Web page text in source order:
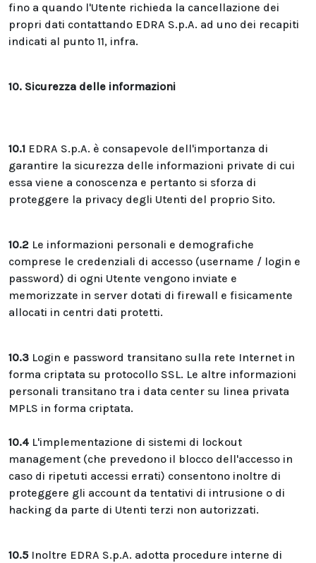
fino a quando l'Utente richieda la cancellazione dei
propri dati contattando EDRA S.p.A. ad uno dei recapiti
indicati al punto 11, infra.
10. Sicurezza delle informazioni
10.1 EDRA S.p.A. è consapevole dell'importanza di
garantire la sicurezza delle informazioni private di cui
essa viene a conoscenza e pertanto si sforza di
proteggere la privacy degli Utenti del proprio Sito.
10.2 Le informazioni personali e demografiche
comprese le credenziali di accesso (username / login e
password) di ogni Utente vengono inviate e
memorizzate in server dotati di firewall e fisicamente
allocati in centri dati protetti.
10.3 Login e password transitano sulla rete Internet in
forma criptata su protocollo SSL. Le altre informazioni
personali transitano tra i data center su linea privata
MPLS in forma criptata.
10.4 L'implementazione di sistemi di lockout
management (che prevedono il blocco dell'accesso in
caso di ripetuti accessi errati) consentono inoltre di
proteggere gli account da tentativi di intrusione o di
hacking da parte di Utenti terzi non autorizzati.
10.5 Inoltre EDRA S.p.A. adotta procedure interne di